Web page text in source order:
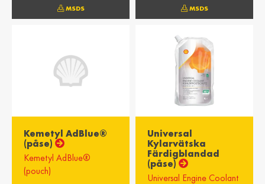
MSDS MSDS
Kemetyl AdBlue®
(påse)
Kemetyl AdBlue®
(pouch)
Universal
Kylarvätska
Färdigblandad
(påse)
Universal Engine Coolant